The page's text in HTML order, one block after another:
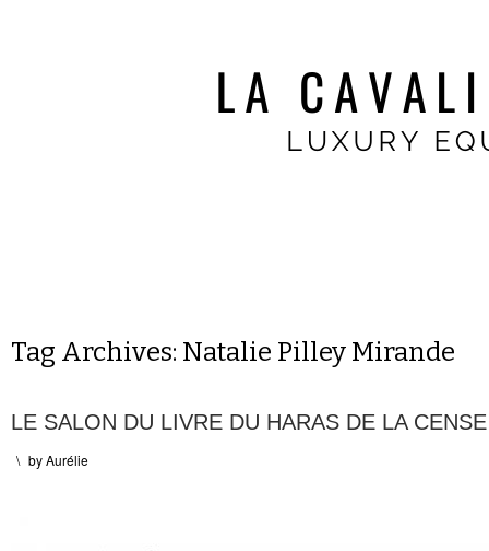
Tag Archives: Natalie Pilley Mirande
LE SALON DU LIVRE DU HARAS DE LA CENSE
\ byAurélie